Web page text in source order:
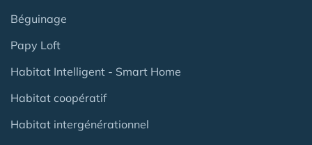
Béguinage
Papy Loft
Habitat Intelligent - Smart Home
Habitat coopératif
Habitat intergénérationnel